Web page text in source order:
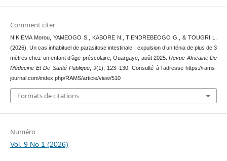
Comment citer
NIKIEMA Morou, YAMEOGO S., KABORE N., TIENDREBEOGO G., & TOUGRI L.
(2026). Un cas inhabituel de parasitose intestinale : expulsion d’un ténia de plus de 3
mètres chez un enfant d’âge préscolaire, Ouargaye, août 2025.Revue Africaine De
Médecine Et De Santé Publique,9(1), 123–130. Consulté à l’adresse https://rams-
journal.com/index.php/RAMS/article/view/510
Formats de citations
Numéro
Vol. 9 No 1 (2026)